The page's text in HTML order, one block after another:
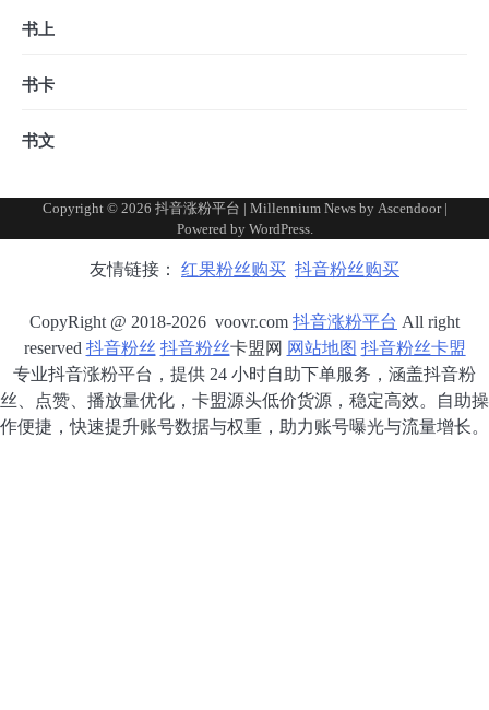
书上
书卡
书文
Copyright © 2026 抖音涨粉平台 | Millennium News by Ascendoor|
Powered by WordPress.
友情链接： 红果粉丝购买 抖音粉丝购买
CopyRight @ 2018-2026 voovr.com 抖音涨粉平台 All right
reserved 抖音粉丝 抖音粉丝卡盟网 网站地图 抖音粉丝卡盟
专业抖音涨粉平台，提供 24 小时自助下单服务，涵盖抖音粉
丝、点赞、播放量优化，卡盟源头低价货源，稳定高效。自助操
作便捷，快速提升账号数据与权重，助力账号曝光与流量增长。